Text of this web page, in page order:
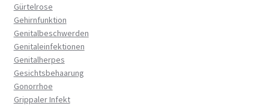
Gürtelrose
Gehirnfunktion
Genitalbeschwerden
Genitaleinfektionen
Genitalherpes
Gesichtsbehaarung
Gonorrhoe
Grippaler Infekt